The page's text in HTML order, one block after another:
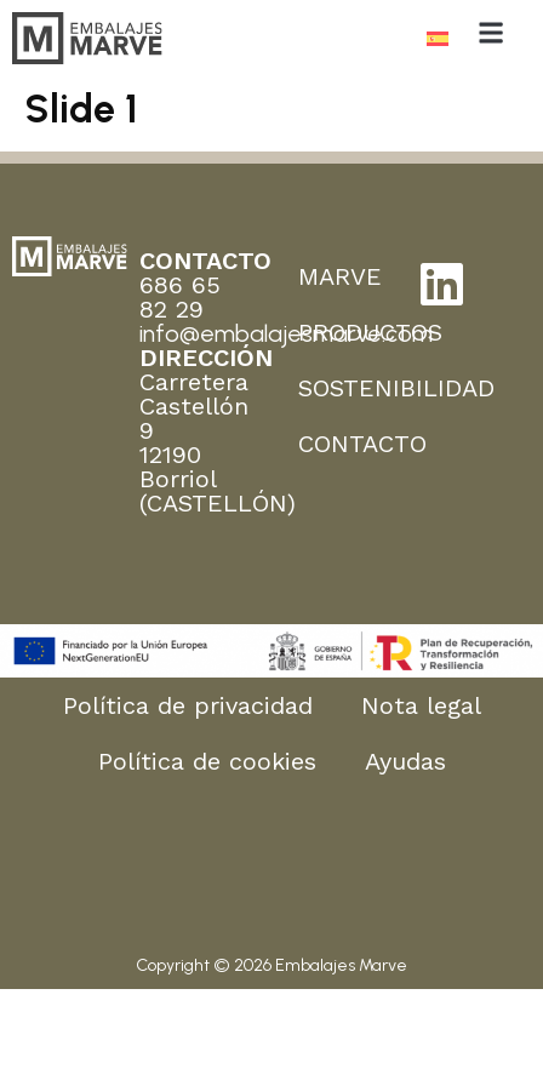
Slide 1
CONTACTO
686 65
82 29
info@embalajesmarve.com
DIRECCIÓN
Carretera
Castellón
9
12190
Borriol
(CASTELLÓN)
MARVE
PRODUCTOS
SOSTENIBILIDAD
CONTACTO
Política de privacidad
Nota legal
Política de cookies
Ayudas
Copyright © 2026 Embalajes Marve